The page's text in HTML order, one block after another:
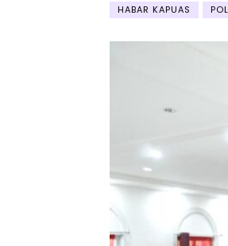
HABAR KAPUAS